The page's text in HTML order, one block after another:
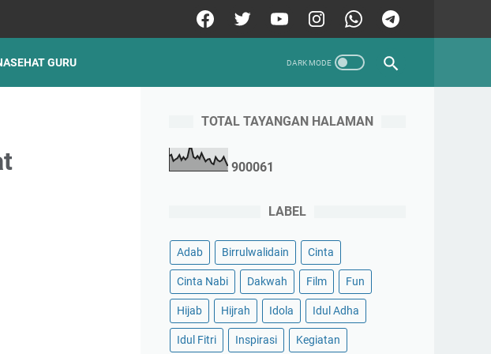
GURU
TOTAL TAYANGAN HALAMAN
900061
LABEL
Adab Birrulwalidain Cinta
Cinta Nabi Dakwah Film Fun
Hijab Hijrah Idola Idul Adha
Idul Fitri Inspirasi Kegiatan